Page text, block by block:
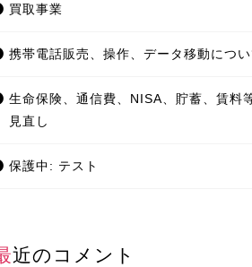
買取事業
携帯電話販売、操作、データ移動につい
生命保険、通信費、NISA、貯蓄、賃料
見直し
保護中: テスト
最近のコメント